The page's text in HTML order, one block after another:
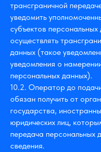
трансграничной
уведомить
субъектов
осуществлять
данных (такое
уведомления о
персональных данных).
10.2. Оператор до
обязан получить от
государства,
юридических лиц,
передача персональных
сведения.